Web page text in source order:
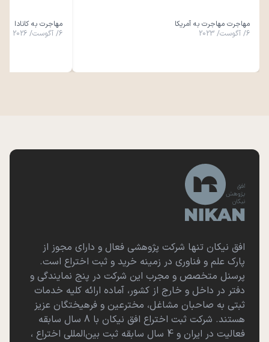
مهاجرت مهاجرت به آمریکا
6
/ آگوست/
2023
مهاجرت به کانادا
6
/ آگوست/
2026
افق نیکان تنها شرکت پژوهشی فعال و دارای مجوز از
پارک علم و فناوری در زمینه خرید و ثبت اختراع است.
پرسنل متخصص و مجرب این شرکت در پنج نمایندگی و
دفتر در داخل و خارج از کشور، آماده ارائه کلیه خدمات
ثبتی به صاحبان مشاغل، مخترعین و فرهیختگان عزیز
هستند. شرکت ثبت اختراع افق نیکان با 8 سال سابقه
فعالیت در ایران و 4 سال سابقه ثبت بین‌المللی اختراع ،